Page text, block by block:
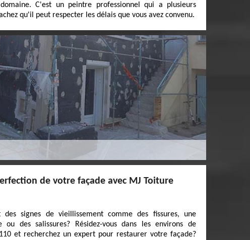
C'est un peintre professionnel qui a plusieurs
qu'il peut respecter les délais que vous avez convenu.
de votre façade avec MJ Toiture
des signes de vieillissement comme des fissures, une
ou des salissures? Résidez-vous dans les environs de
et recherchez un expert pour restaurer votre façade?